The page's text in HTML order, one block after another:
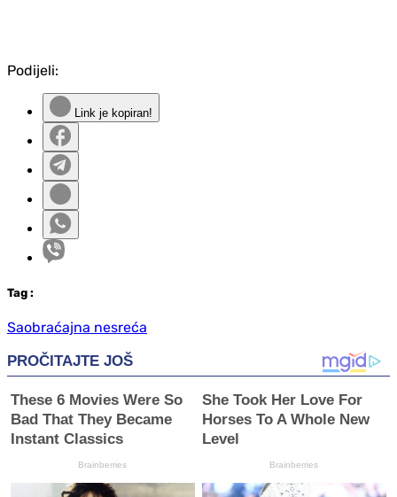
Podijeli:
Link je kopiran!
Tag :
Saobraćajna nesreća